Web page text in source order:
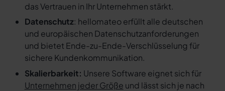
das Vertrauen in Ihr Unternehmen stärkt.
Datenschutz: hellomateo erfüllt alle deutschen
und europäischen Datenschutzanforderungen
und bietet Ende-zu-Ende-Verschlüsselung für
sichere Kundenkommunikation.
Skalierbarkeit: Unsere Software eignet sich für
Unternehmen jeder Größe und lässt sich je nach